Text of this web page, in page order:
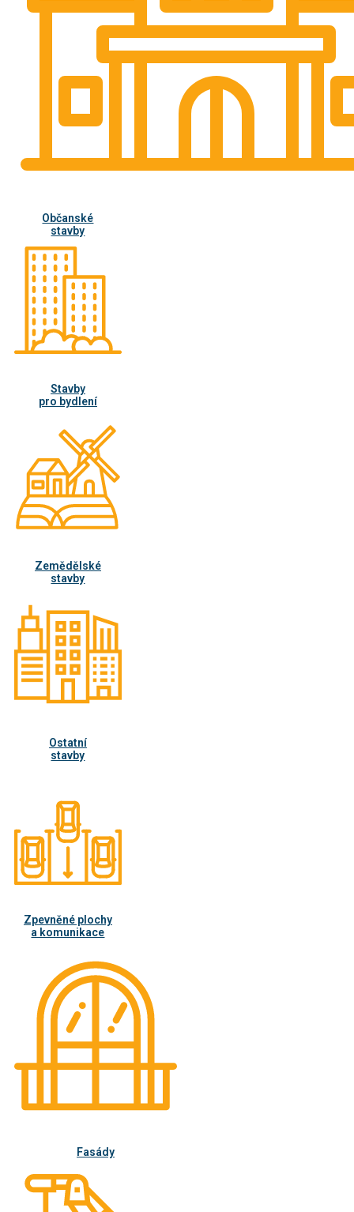
Občanské
stavby
Stavby
pro bydlení
Zemědělské
stavby
Ostatní
stavby
Zpevněné plochy
a komunikace
Fasády